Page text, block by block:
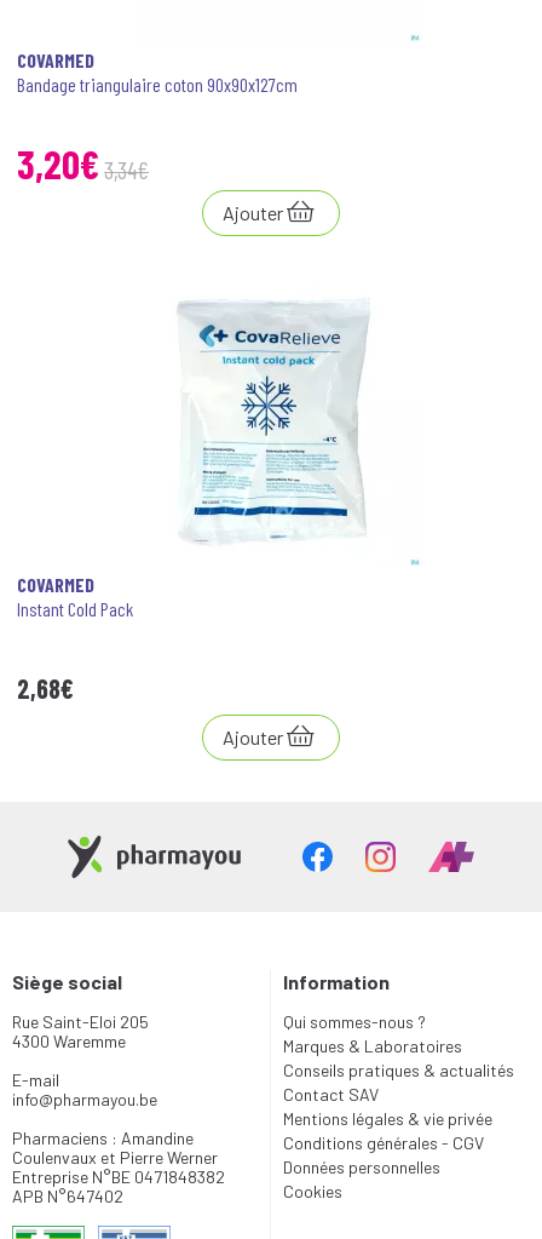
COVARMED
Bandage triangulaire coton 90x90x127cm
3,20€ 3,34€
Ajouter
COVARMED
Instant Cold Pack
2,68€
Ajouter
Siège social
Rue Saint-Eloi 205
4300 Waremme
E-mail
info@pharmayou.be
Pharmaciens : Amandine
Coulenvaux et Pierre Werner
Entreprise N°BE 0471848382
APB N°647402
Information
Qui sommes-nous ?
Marques & Laboratoires
Conseils pratiques & actualités
Contact SAV
Mentions légales & vie privée
Conditions générales - CGV
Données personnelles
Cookies